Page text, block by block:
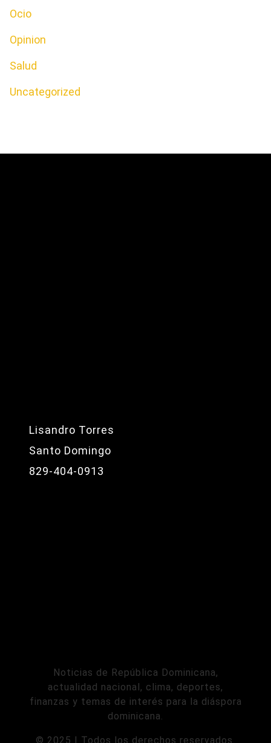
Ocio
Opinion
Salud
Uncategorized
Lisandro Torres
Santo Domingo
829-404-0913
Noticias de República Dominicana,
actualidad nacional, clima, deportes,
finanzas y temas de interés para la diáspora
dominicana.
© 2025 | Todos los derechos reservados.